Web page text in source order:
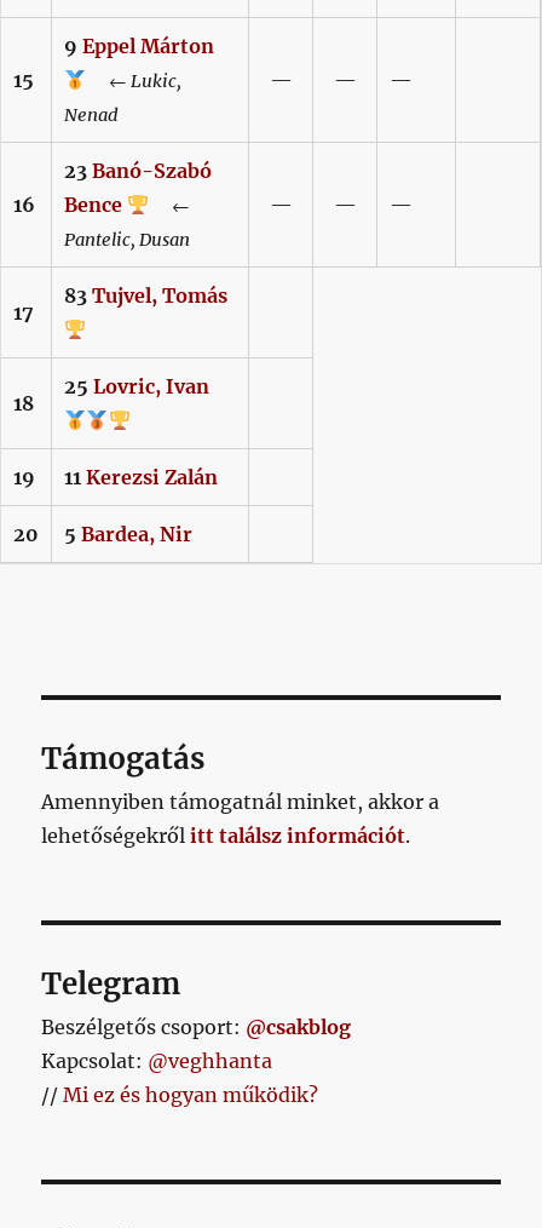
15
9 Eppel Márton
← Lukic,
Nenad
— — —
16
23 Banó-Szabó
Bence
←
Pantelic, Dusan
— — —
17
83 Tujvel, Tomás
18
25 Lovric, Ivan
19 11 Kerezsi Zalán
20 5 Bardea, Nir
Támogatás
Amennyiben támogatnál minket, akkor a
lehetőségekrőlitt találsz információt.
Telegram
Beszélgetős csoport: @csakblog
Kapcsolat: @veghhanta
//Mi ez és hogyan működik?